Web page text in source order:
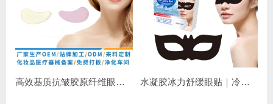
高效基质抗皱胶原纤维眼膜｜抗皱紧致保湿 水凝胶冰力舒缓眼贴｜冷敷降温，长效保湿，焕亮双眼